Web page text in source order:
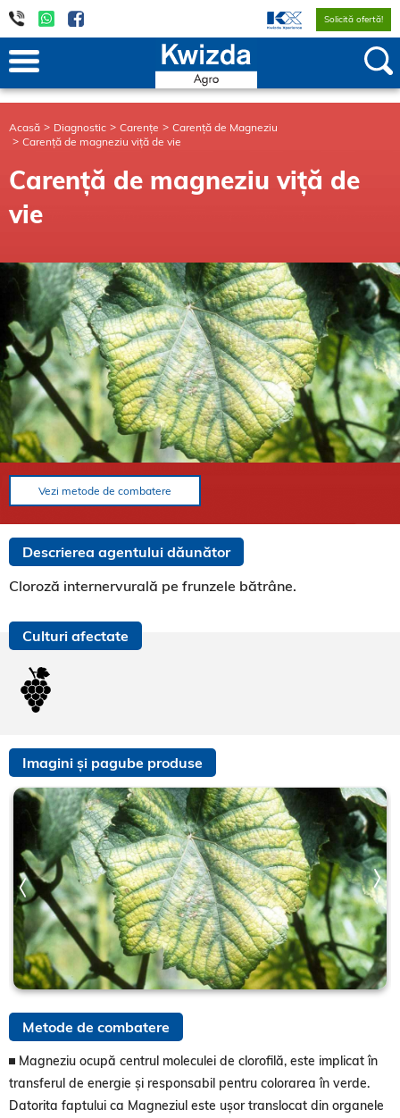
Solicită ofertă!
Acasă Diagnostic Carențe
Carență de Magneziu
Carență de magneziu viță de vie
Carență de magneziu viță de
vie
Vezi metode de combatere
Descrierea agentului dăunător
Cloroză internervurală pe frunzele bătrâne.
Culturi afectate
Imagini și pagube produse
Metode de combatere
Magneziu ocupă centrul moleculei de clorofilă, este implicat în
transferul de energie și responsabil pentru colorarea în verde.
Datorita faptului ca Magneziul este ușor translocat din organele